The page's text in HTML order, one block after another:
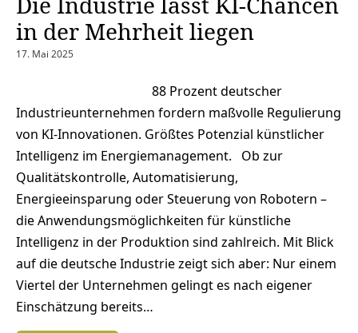
in der Mehrheit liegen
17. Mai 2025
88 Prozent deutscher
Industrieunternehmen fordern maßvolle Regulierung
von KI-Innovationen. Größtes Potenzial künstlicher
Intelligenz im Energiemanagement. Ob zur
Qualitätskontrolle, Automatisierung,
Energieeinsparung oder Steuerung von Robotern –
die Anwendungsmöglichkeiten für künstliche
Intelligenz in der Produktion sind zahlreich. Mit Blick
auf die deutsche Industrie zeigt sich aber: Nur einem
Viertel der Unternehmen gelingt es nach eigener
Einschätzung bereits…